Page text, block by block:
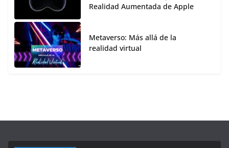
Realidad Aumentada de Apple
Metaverso: Más allá de la
realidad virtual